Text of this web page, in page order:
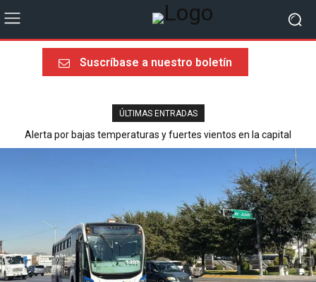
Suscríbase a nuestro boletín
ÚLTIMAS ENTRADAS
Alerta por bajas temperaturas y fuertes vientos en la capital
Última llamada rumbo al Mundial 2026: sorpresas, heroísmos y
ausencias dolorosas